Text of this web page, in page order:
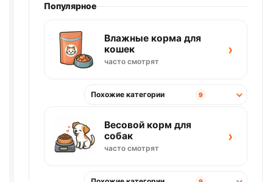
Популярное
Влажные корма для
кошек
часто смотрят
›
Похожие категории 9
Весовой корм для
собак
часто смотрят
›